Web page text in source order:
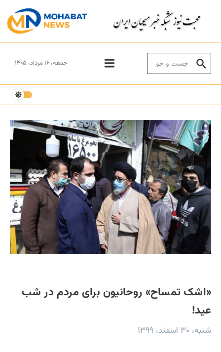
جمعه، ۱۶ مرداد، ۱۴۰۵
«اشک تمساح» روحانیون برای مردم در شب
عید!
شنبه، ۳۰ اسفند، ۱۳۹۹